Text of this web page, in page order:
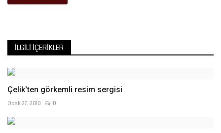
İLGILI İÇERIKLER
Çelik'ten görkemli resim sergisi
Ocak 27, 2010 0